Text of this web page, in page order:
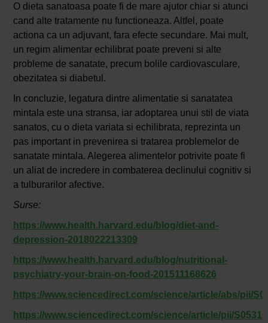
O dieta sanatoasa poate fi de mare ajutor chiar si atunci
cand alte tratamente nu functioneaza. Altfel, poate
actiona ca un adjuvant, fara efecte secundare. Mai mult,
un regim alimentar echilibrat poate preveni si alte
probleme de sanatate, precum bolile cardiovasculare,
obezitatea si diabetul.
In concluzie, legatura dintre alimentatie si sanatatea
mintala este una stransa, iar adoptarea unui stil de viata
sanatos, cu o dieta variata si echilibrata, reprezinta un
pas important in prevenirea si tratarea problemelor de
sanatate mintala. Alegerea alimentelor potrivite poate fi
un aliat de incredere in combaterea declinului cognitiv si
a tulburarilor afective.
Surse:
https://www.health.harvard.edu/blog/diet-and-
depression-2018022213309
https://www.health.harvard.edu/blog/nutritional-
psychiatry-your-brain-on-food-201511168626
https://www.sciencedirect.com/science/article/abs/pii/
https://www.sciencedirect.com/science/article/pii/